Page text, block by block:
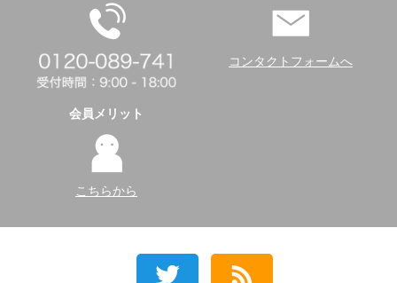
コンタクトフォームへ
会員メリット
こちらから